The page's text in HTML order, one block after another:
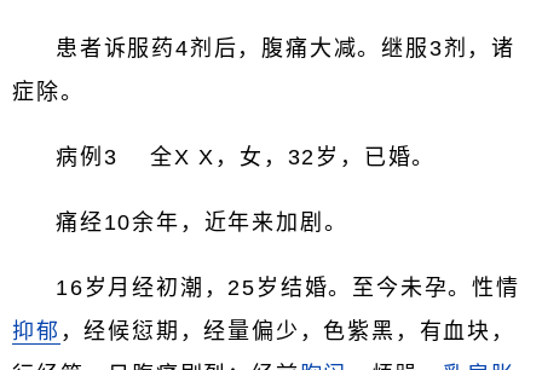
患者诉服药4剂后，腹痛大减。继服3剂，诸
症除。
病例3 全X X，女，32岁，已婚。
痛经10余年，近年来加剧。
16岁月经初潮，25岁结婚。至今未孕。性情
抑郁 ，经候愆期，经量偏少，色紫黑，有血块，